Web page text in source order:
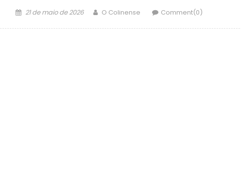
Posted
21 de maio de 2026 Author
O Colinense Comment(0)